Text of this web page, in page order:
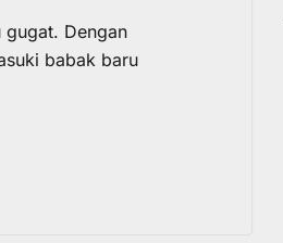
Dengan
babak baru